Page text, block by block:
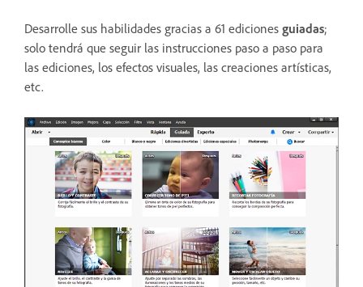
Desarrolle sus habilidades gracias a 61 ediciones guiadas;
solo tendrá que seguir las instrucciones paso a paso para
las ediciones, los efectos visuales, las creaciones artísticas,
etc.